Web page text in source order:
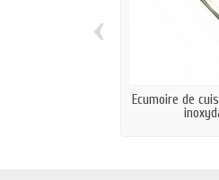
Ecumoire de
‹